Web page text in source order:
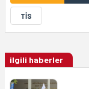
TİS
ilgili haberler